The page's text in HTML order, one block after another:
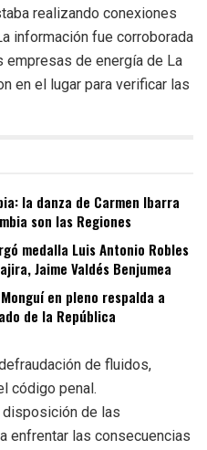
realizando conexiones
información fue corroborada
empresas de energía de La
en el lugar para verificar las
la danza de Carmen Ibarra
son las Regiones
medalla Luis Antonio Robles
Jaime Valdés Benjumea
en pleno respalda a
de la República
de fluidos,
código penal.
de las
enfrentar las consecuencias